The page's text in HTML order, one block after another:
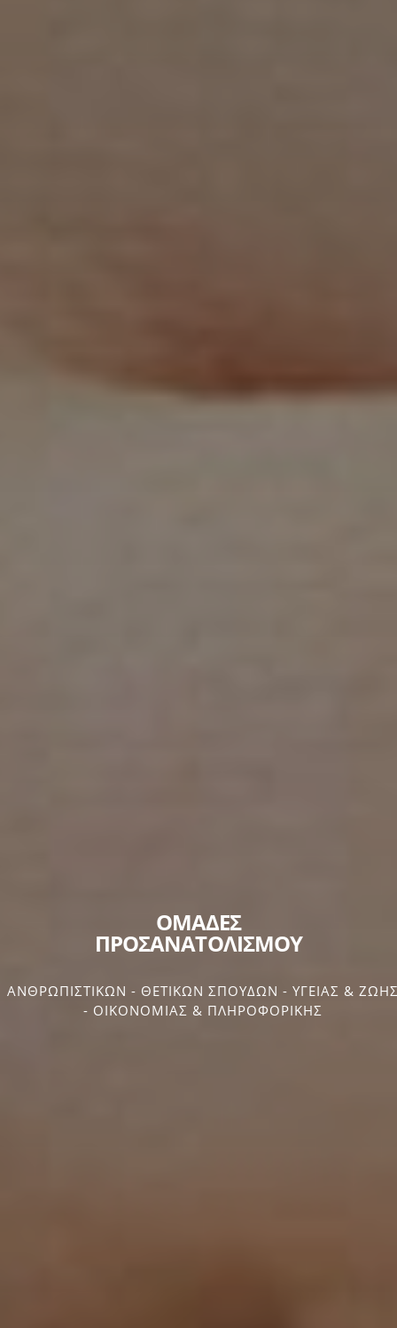
ΟΜΑΔΕΣ
ΠΡΟΣΑΝΑΤΟΛΙΣΜΟΥ
ΑΝΘΡΩΠΙΣΤΙΚΩΝ - ΘΕΤΙΚΩΝ ΣΠΟΥΔΩΝ - ΥΓΕΙΑΣ &
- ΟΙΚΟΝΟΜΙΑΣ & ΠΛΗΡΟΦΟΡΙΚΗΣ